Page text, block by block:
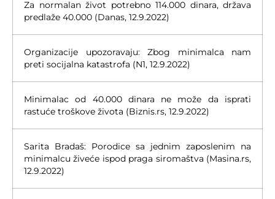
Za normalan život potrebno 114.000 dinara, država
predlaže 40.000 (Danas, 12.9.2022)
Organizacije upozoravaju: Zbog minimalca nam
preti socijalna katastrofa (N1, 12.9.2022)
Minimalac od 40.000 dinara ne može da isprati
rastuće troškove života (Biznis.rs, 12.9.2022)
Sarita Bradaš: Porodice sa jednim zaposlenim na
minimalcu živeće ispod praga siromaštva (Masina.rs,
12.9.2022)